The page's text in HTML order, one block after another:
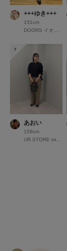
+++ゆき+++
151cm
7
あおい
158cm
UR STORE minamoa広島